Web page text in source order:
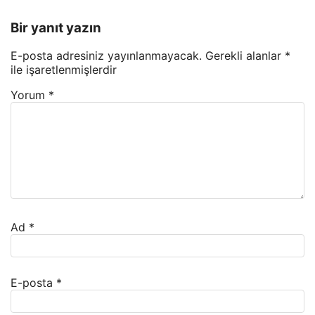
Bir yanıt yazın
E-posta adresiniz yayınlanmayacak. Gerekli alanlar *
ile işaretlenmişlerdir
Yorum *
Ad *
E-posta *